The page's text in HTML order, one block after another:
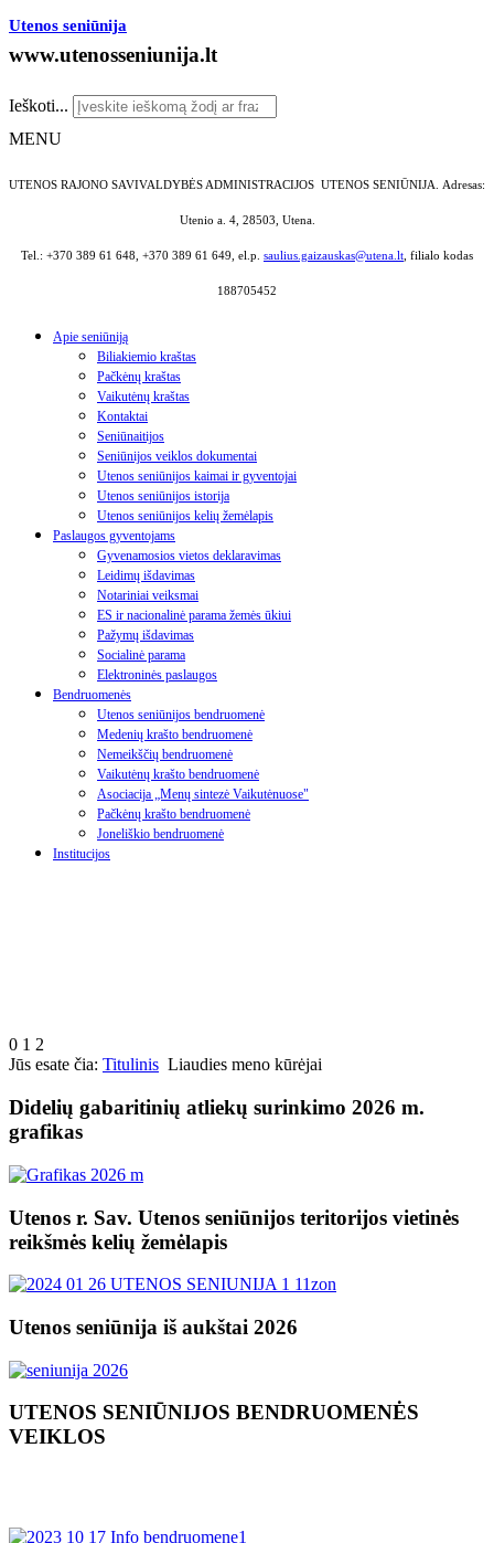
Utenos seniūnija
www.utenosseniunija.lt
Ieškoti...
MENU
UTENOS RAJONO SAVIVALDYBĖS ADMINISTRACIJOS UTENOS SENIŪNIJA. Adresas:
Utenio a. 4, 28503, Utena.
Tel.: +370 389 61 648, +370 389 61 649, el.p. saulius.gaizauskas@utena.lt, filialo kodas
188705452
Apie seniūniją
Biliakiemio kraštas
Pačkėnų kraštas
Vaikutėnų kraštas
Kontaktai
Seniūnaitijos
Seniūnijos veiklos dokumentai
Utenos seniūnijos kaimai ir gyventojai
Utenos seniūnijos istorija
Utenos seniūnijos kelių žemėlapis
Paslaugos gyventojams
Gyvenamosios vietos deklaravimas
Leidimų išdavimas
Notariniai veiksmai
ES ir nacionalinė parama žemės ūkiui
Pažymų išdavimas
Socialinė parama
Elektroninės paslaugos
Bendruomenės
Utenos seniūnijos bendruomenė
Medenių krašto bendruomenė
Nemeikščių bendruomenė
Vaikutėnų krašto bendruomenė
Asociacija „Menų sintezė Vaikutėnuose"
Pačkėnų krašto bendruomenė
Joneliškio bendruomenė
Institucijos
0 1 2
Jūs esate čia: Titulinis Liaudies meno kūrėjai
Didelių gabaritinių atliekų surinkimo 2026 m.
grafikas
Utenos r. Sav. Utenos seniūnijos teritorijos vietinės
reikšmės kelių žemėlapis
Utenos seniūnija iš aukštai 2026
UTENOS SENIŪNIJOS BENDRUOMENĖS
VEIKLOS